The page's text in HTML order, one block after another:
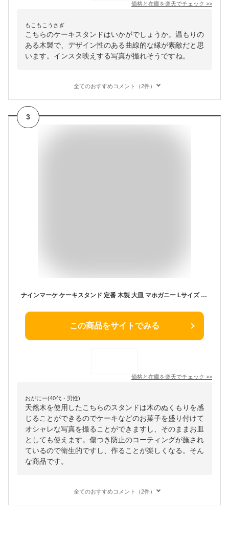
価格と在庫を楽天でチェック >>
もこもこうさぎ
こちらのケーキスタンドはいかがでしょうか。温もりの
ある木製で、デザイン性のある曲線的な縁が素敵だと思
います。インスタ映えする写真が撮れそうですね。
全てのおすすめコメント（2件）
3
ナインマーケ ケーキスタンド 定番 木製 大皿 マホガニー Lサイズ NEIN MARKE コンポート 皿 ケーキプレート ケーキトレー ケーキ スタンド 可愛い お皿 プレート ケーキ皿 サンドウィッチ アフタヌーンティー おしゃれ creer クレエ キッチン
この商品をサイトでみる
価格と在庫を楽天でチェック >>
おがにー(40代・男性)
天然木を使用したこちらのスタンドは木のぬくもりを感
じることができるのでケーキなどのお菓子を盛り付けて
オシャレな写真を撮ることができますし、そのままお皿
としても使えます。傷つき防止のコーティングが施され
ているので衛生的ですし、作ることが楽しくなる。そん
な商品です。
全てのおすすめコメント（2件）